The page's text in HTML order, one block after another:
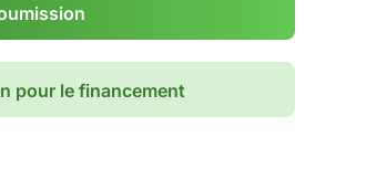
pour le financement